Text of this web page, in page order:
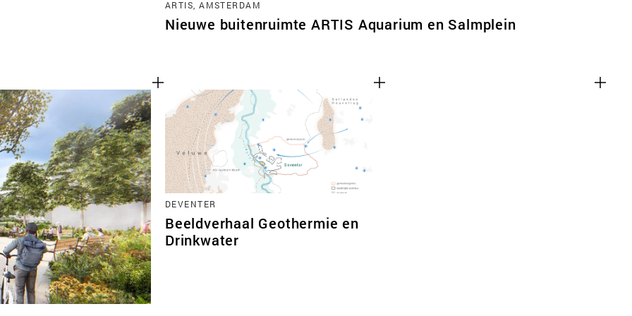
ARTIS, AMSTERDAM
Nieuwe buitenruimte ARTIS Aquarium en Salmplein
DEVENTER
Beeldverhaal Geothermie en
Drinkwater